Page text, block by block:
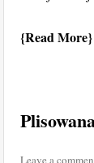
Read More
Leave a